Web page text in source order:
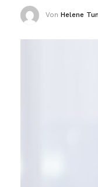
Von Helene